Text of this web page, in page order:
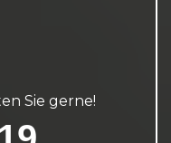
Sie gerne!